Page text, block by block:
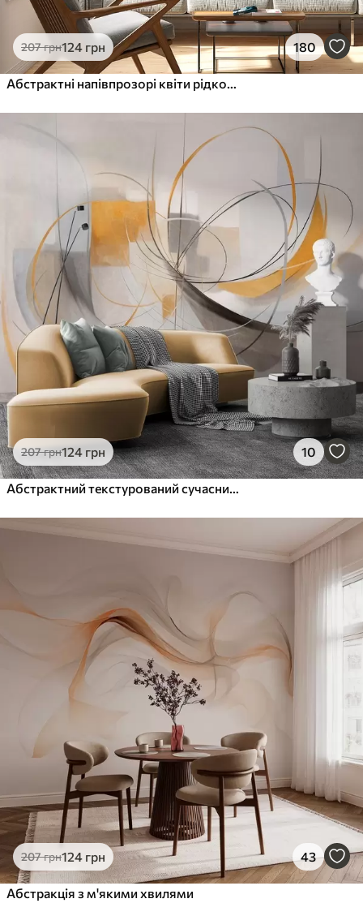
207грн124 грн 180
207грн124 грн 10
207грн124 грн 43
Абстракція з м'якими хвилями